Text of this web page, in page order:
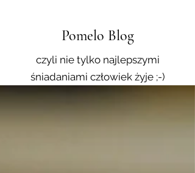
Pomelo Blog
czyli nie tylko najlepszymi
śniadaniami człowiek żyje ;-)